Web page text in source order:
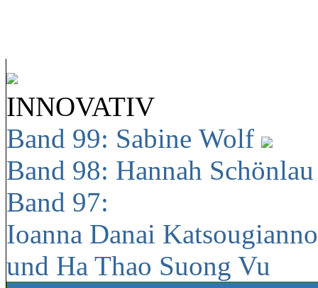
INNOVATIV
Band 99: Sabine Wolf
Band 98: Hannah
Band 97:
Ioanna Danai
und Ha Thao Suong Vu